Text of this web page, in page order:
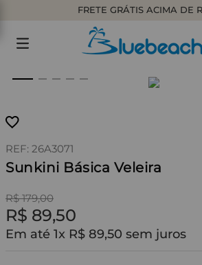
FRETE GRÁTIS ACIMA DE
: 26A3071
Sunkini Básica Veleira
R$ 179,00
R$ 89,50
Em até 1x R$ 89,50 sem juros